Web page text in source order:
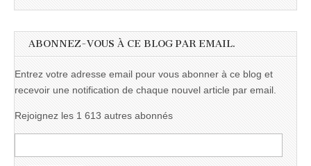
ABONNEZ-VOUS À CE BLOG PAR EMAIL.
Entrez votre adresse email pour vous abonner à ce blog et
recevoir une notification de chaque nouvel article par email.
Rejoignez les 1 613 autres abonnés
e-